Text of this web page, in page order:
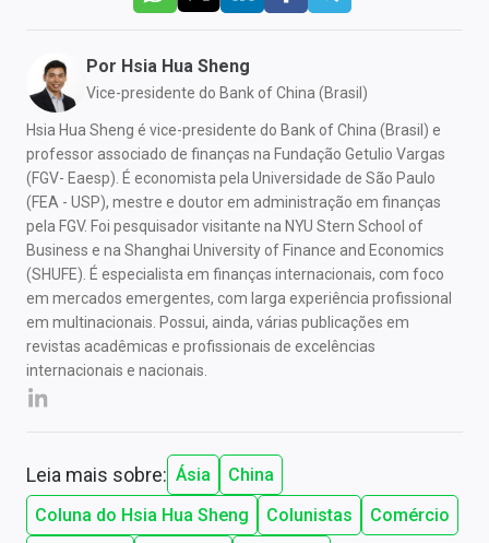
Por Hsia Hua Sheng
Vice-presidente do Bank of China (Brasil)
Hsia Hua Sheng é vice-presidente do Bank of China (Brasil) e
professor associado de finanças na Fundação Getulio Vargas
(FGV- Eaesp). É economista pela Universidade de São Paulo
(FEA - USP), mestre e doutor em administração em finanças
pela FGV. Foi pesquisador visitante na NYU Stern School of
Business e na Shanghai University of Finance and Economics
(SHUFE). É especialista em finanças internacionais, com foco
em mercados emergentes, com larga experiência profissional
em multinacionais. Possui, ainda, várias publicações em
revistas acadêmicas e profissionais de excelências
internacionais e nacionais.
Leia mais sobre: Ásia
China
Coluna do Hsia Hua Sheng
Colunistas
Comércio